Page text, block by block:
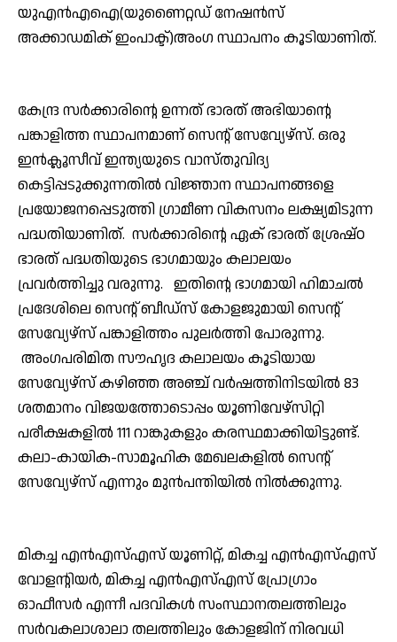
യുഎന്‍എഐ(യുണൈറ്റഡ് നേഷന്‍സ്
അക്കാഡമിക് ഇംപാക്ട്)അംഗ സ്ഥാപനം കൂടിയാണിത്.
കേന്ദ്ര സര്‍ക്കാരിന്റെ ഉന്നത് ഭാരത് അഭിയാന്റെ
പങ്കാളിത്ത സ്ഥാപനമാണ് സെന്റ് സേവ്യേഴ്സ്. ഒരു
ഇന്‍ക്ലൂസീവ് ഇന്ത്യയുടെ വാസ്തുവിദ്യ
കെട്ടിപ്പടുക്കുന്നതില്‍ വിജ്ഞാന സ്ഥാപനങ്ങളെ
പ്രയോജനപ്പെടുത്തി ഗ്രാമീണ വികസനം ലക്ഷ്യമിടുന്ന
പദ്ധതിയാണിത്. സര്‍ക്കാരിന്റെ ഏക് ഭാരത് ശ്രേഷ്ഠ
ഭാരത് പദ്ധതിയുടെ ഭാഗമായും കലാലയം
പ്രവര്‍ത്തിച്ചു വരുന്നു. ഇതിന്റെ ഭാഗമായി ഹിമാചല്‍
പ്രദേശിലെ സെന്റ് ബീഡ്‌സ് കോളജുമായി സെന്റ്
സേവ്യേഴ്‌സ് പങ്കാളിത്തം പുലര്‍ത്തി പോരുന്നു.
അംഗപരിമിത സൗഹൃദ കലാലയം കൂടിയായ
സേവ്യേഴ്‌സ് കഴിഞ്ഞ അഞ്ച് വര്‍ഷത്തിനിടയില്‍ 83
ശതമാനം വിജയത്തോടൊപ്പം യൂണിവേഴ്‌സിറ്റി
പരീക്ഷകളില്‍ 111 റാങ്കുകളും കരസ്ഥമാക്കിയിട്ടുണ്ട്.
കലാ-കായിക-സാമൂഹിക മേഖലകളില്‍ സെന്റ്
സേവ്യേഴ്സ് എന്നും മുന്‍പന്തിയില്‍ നില്‍ക്കുന്നു.
മികച്ച എന്‍എസ്എസ് യൂണിറ്റ്, മികച്ച എന്‍എസ്എസ്
വോളന്റിയര്‍, മികച്ച എന്‍എസ്എസ് പ്രോഗ്രാം
ഓഫീസര്‍ എന്നീ പദവികള്‍ സംസ്ഥാനതലത്തിലും
സര്‍വകലാശാലാ തലത്തിലും കോളജിന് നിരവധി